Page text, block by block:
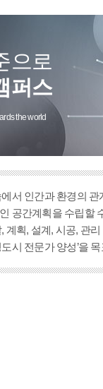
으로
퍼스
the world
서 인간과 환경의
공간계획을 수립할
계획, 설계, 시공, 관
시 전문가 양성’을